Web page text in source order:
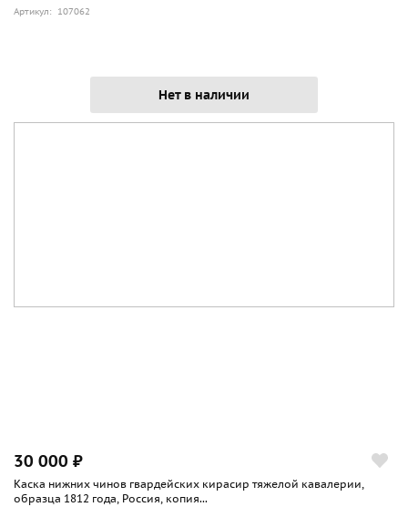
Артикул: 107062
Нет в наличии
30 000 ₽
Каска нижних чинов гвардейских кирасир тяжелой кавалерии,
образца 1812 года, Россия, копия...